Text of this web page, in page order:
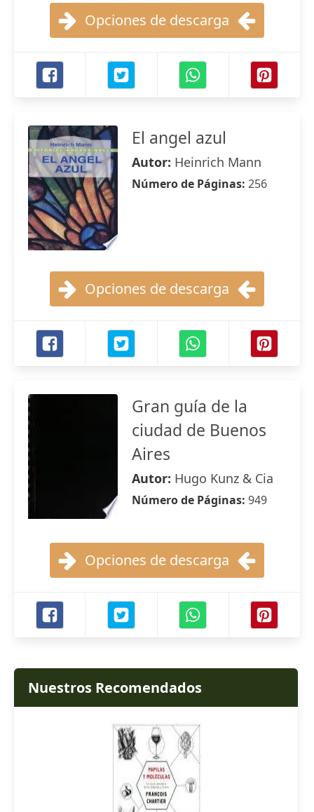
Opciones de descarga
El angel azul
Autor: Heinrich Mann
Número de Páginas: 256
Opciones de descarga
Gran guía de la
ciudad de Buenos
Aires
Autor: Hugo Kunz & Cia
Número de Páginas: 949
Opciones de descarga
Nuestros Recomendados